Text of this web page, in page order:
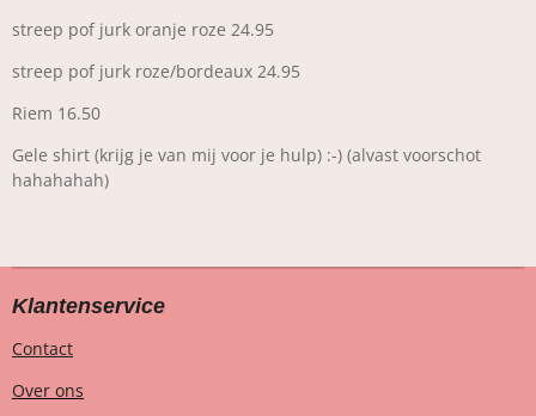
streep pof jurk oranje roze 24.95
streep pof jurk roze/bordeaux 24.95
Riem 16.50
Gele shirt (krijg je van mij voor je hulp) :-) (alvast voorschot
hahahahah)
Klantenservice
Contact
Over ons